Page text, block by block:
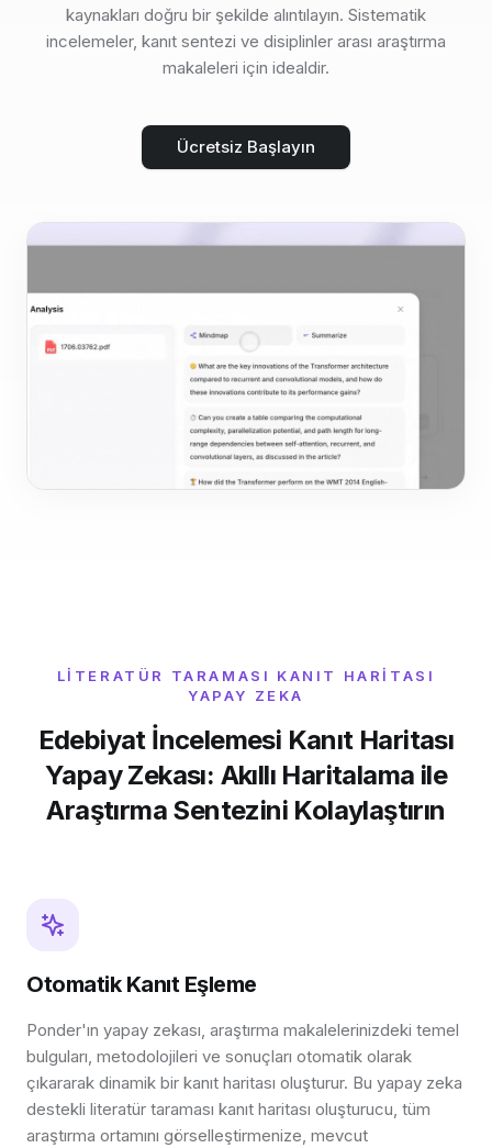
kaynakları doğru bir şekilde alıntılayın. Sistematik
incelemeler, kanıt sentezi ve disiplinler arası araştırma
makaleleri için idealdir.
Ücretsiz Başlayın
LITERATÜR TARAMASI KANIT HARITASI
YAPAY ZEKA
Edebiyat İncelemesi Kanıt Haritası
Yapay Zekası: Akıllı Haritalama ile
Araştırma Sentezini Kolaylaştırın
Otomatik Kanıt Eşleme
Ponder'ın yapay zekası, araştırma makalelerinizdeki temel
bulguları, metodolojileri ve sonuçları otomatik olarak
çıkararak dinamik bir kanıt haritası oluşturur. Bu yapay zeka
destekli literatür taraması kanıt haritası oluşturucu, tüm
araştırma ortamını görselleştirmenize, mevcut